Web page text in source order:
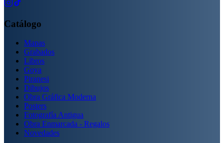
Catálogo
Mapas
Grabados
Libros
Goya
Piranesi
Dibujos
Obra Gráfica Moderna
Posters
Fotografía Antigua
Obra Enmarcada - Regalos
Novedades